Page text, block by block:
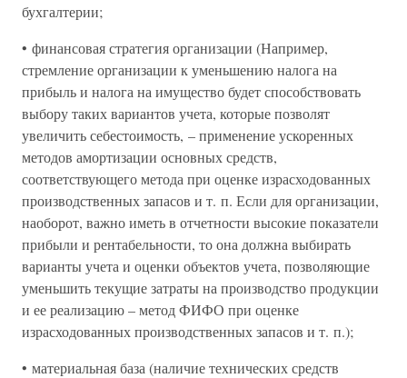
бухгалтерии;
• финансовая стратегия организации (Например,
стремление организации к уменьшению налога на
прибыль и налога на имущество будет способствовать
выбору таких вариантов учета, которые позволят
увеличить себестоимость, – применение ускоренных
методов амортизации основных средств,
соответствующего метода при оценке израсходованных
производственных запасов и т. п. Если для организации,
наоборот, важно иметь в отчетности высокие показатели
прибыли и рентабельности, то она должна выбирать
варианты учета и оценки объектов учета, позволяющие
уменьшить текущие затраты на производство продукции
и ее реализацию – метод ФИФО при оценке
израсходованных производственных запасов и т. п.);
• материальная база (наличие технических средств